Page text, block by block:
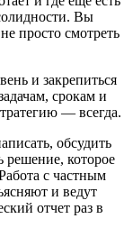
Вы
просто смотреть
и закрепиться
срокам и
— всегда.
обсудить
решение, которое
с частным
и ведут
отчет раз в